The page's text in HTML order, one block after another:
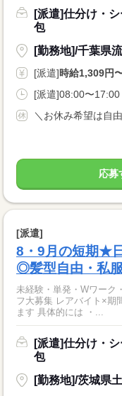
[派遣]仕分け・
包
[勤務地]/千葉県
[派遣]時給1,309円
[派遣]08:00〜17:00
応募
[派遣]
8・9月の短期★
◎髪型自由・私
未経験・単発・Wワーク
フ大募集 レアバイト×期
ます 具体的には ・...
[派遣]仕分け・
包
[勤務地]/茨城県